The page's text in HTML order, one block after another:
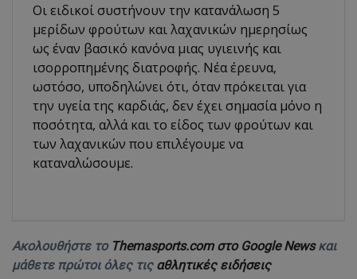
Οι ειδικοί συστήνουν την κατανάλωση 5
μερίδων φρούτων και λαχανικών ημερησίως
ως έναν βασικό κανόνα μιας υγιεινής και
ισορροπημένης διατροφής. Νέα έρευνα,
ωστόσο, υποδηλώνει ότι, όταν πρόκειται για
την υγεία της καρδιάς, δεν έχει σημασία μόνο η
ποσότητα, αλλά και το είδος των φρούτων και
των λαχανικών που επιλέγουμε να
καταναλώσουμε.
Ακολουθήστε το Themasports.com στο Google Newsκαι
μάθετε πρώτοι όλες τις αθλητικές ειδήσεις